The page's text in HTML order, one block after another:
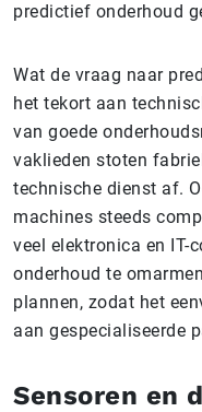
predictief onderhoud
Wat de vraag naar
het tekort aan
van goede
vaklieden stoten
technische dienst af.
machines steeds
veel elektronica en IT-
onderhoud te
plannen, zodat het
aan gespecialiseerde
Sensoren en